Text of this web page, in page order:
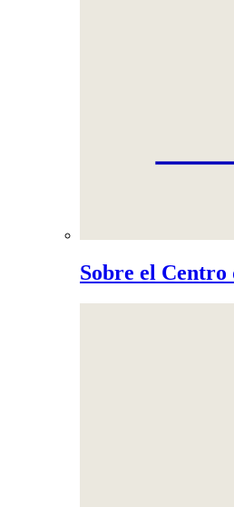
Sobre el Centro